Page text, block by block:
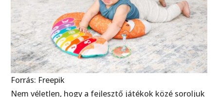
Forrás: Freepik
Nem véletlen, hogy a fejlesztő játékok közé soroljuk